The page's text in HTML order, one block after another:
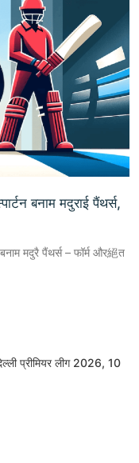
बनाम मदुराई पैंथर्स,
मदुरै पैंथर्स – फॉर्म और絕त
प्रीमियर लीग 2026, 10